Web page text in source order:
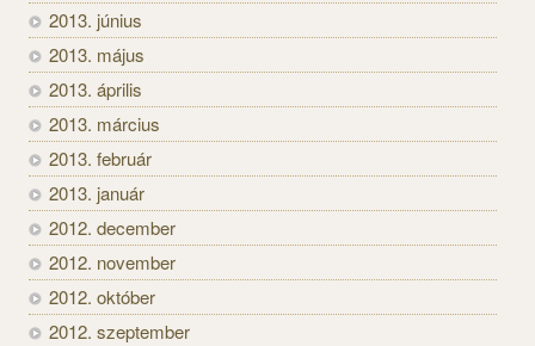
2013. június
2013. május
2013. április
2013. március
2013. február
2013. január
2012. december
2012. november
2012. október
2012. szeptember